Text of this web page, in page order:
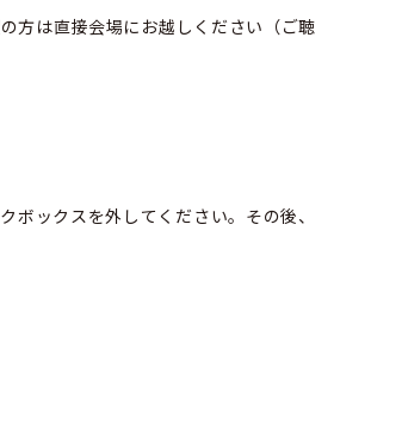
方は直接会場にお越しください（ご聴
ックスを外してください。その後、